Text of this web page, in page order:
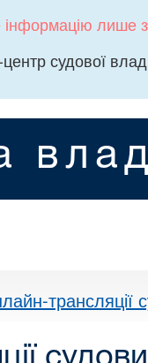
лише
судової
трансляції